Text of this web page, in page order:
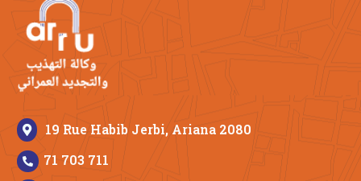
19 Rue Habib Jerbi, Ariana 2080
71 703 711